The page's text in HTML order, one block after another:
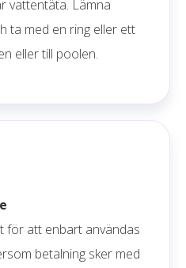
vattentäta. Lämna
ta med en ring eller ett
eller till poolen.
för att enbart användas
betalning sker med